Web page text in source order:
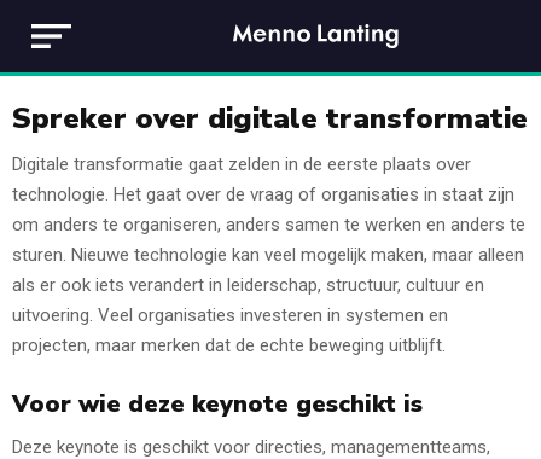
Spreker over digitale transformatie
Digitale transformatie gaat zelden in de eerste plaats over
technologie. Het gaat over de vraag of organisaties in staat zijn
om anders te organiseren, anders samen te werken en anders te
sturen. Nieuwe technologie kan veel mogelijk maken, maar alleen
als er ook iets verandert in leiderschap, structuur, cultuur en
uitvoering. Veel organisaties investeren in systemen en
projecten, maar merken dat de echte beweging uitblijft.
Voor wie deze keynote geschikt is
Deze keynote is geschikt voor directies, managementteams,